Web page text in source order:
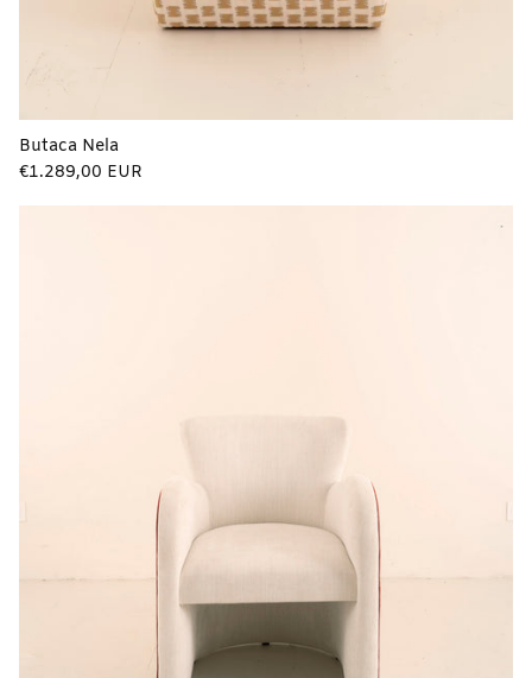
Butaca Nela
Precio
€1.289,00 EUR